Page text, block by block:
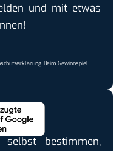
und mit etwas
. Beim Gewinnspiel
bestimmen,